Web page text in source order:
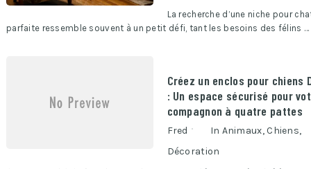
La recherche d’une niche pour
parfaite ressemble souvent à un petit défi, tant les besoins des félins …
Créez un enclos pour chiens
: Un espace sécurisé pour
compagnon à quatre pattes
Fred In Animaux, Chiens,
Décoration